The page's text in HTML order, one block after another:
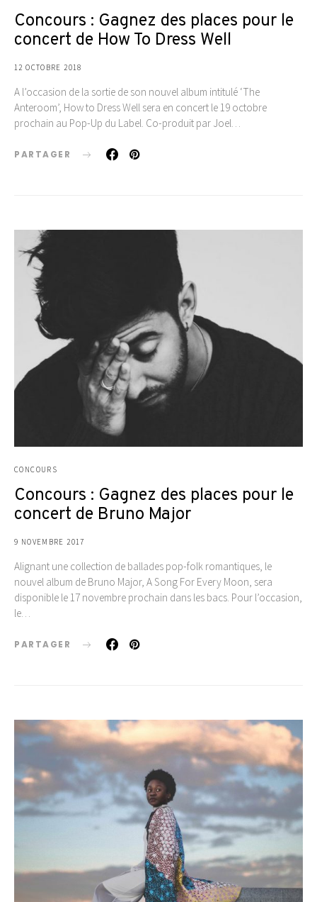
Concours : Gagnez des places pour le
concert de How To Dress Well
12 OCTOBRE 2018
A l’occasion de la sortie de son nouvel album intitulé ‘The
Anteroom’, How to Dress Well sera en concert le 19 octobre
prochain au Pop-Up du Label. Co-produit par Joel…
PARTAGER
CONCOURS
Concours : Gagnez des places pour le
concert de Bruno Major
9 NOVEMBRE 2017
Alignant une collection de ballades pop-folk romantiques, le
nouvel album de Bruno Major, A Song For Every Moon, sera
disponible le 17 novembre prochain dans les bacs. Pour l’occasion,
le…
PARTAGER